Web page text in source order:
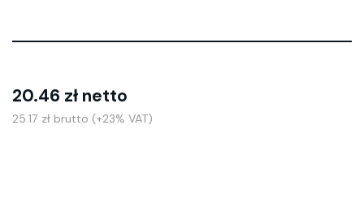
20.46 zł netto
25.17 zł brutto (+23% VAT)